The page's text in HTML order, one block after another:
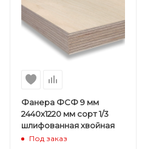
Фанера ФСФ 9 мм
2440х1220 мм сорт 1/3
шлифованная хвойная
Под заказ